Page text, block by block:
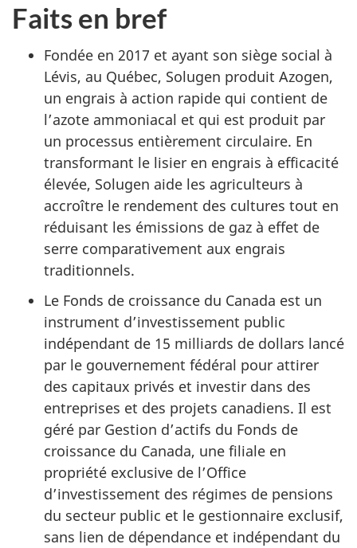
Faits en bref
Fondée en 2017 et ayant son siège social à
Lévis, au Québec, Solugen produit Azogen,
un engrais à action rapide qui contient de
l’azote ammoniacal et qui est produit par
un processus entièrement circulaire. En
transformant le lisier en engrais à efficacité
élevée, Solugen aide les agriculteurs à
accroître le rendement des cultures tout en
réduisant les émissions de gaz à effet de
serre comparativement aux engrais
traditionnels.
Le Fonds de croissance du Canada est un
instrument d’investissement public
indépendant de 15 milliards de dollars lancé
par le gouvernement fédéral pour attirer
des capitaux privés et investir dans des
entreprises et des projets canadiens. Il est
géré par Gestion d’actifs du Fonds de
croissance du Canada, une filiale en
propriété exclusive de l’Office
d’investissement des régimes de pensions
du secteur public et le gestionnaire exclusif,
sans lien de dépendance et indépendant du